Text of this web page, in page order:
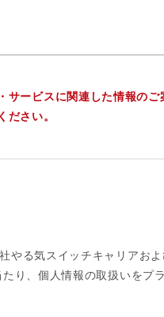
サービスに関連した情報のご
ださい。